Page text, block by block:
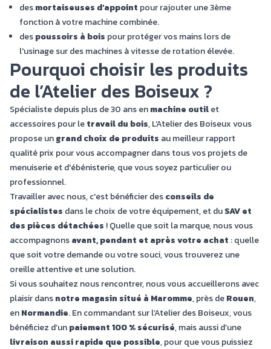
desmortaiseuses d'appoint pour rajouter une 3ème
fonction à votre machine combinée.
despoussoirs à bois pour protéger vos mains lors de
l'usinage sur des machines à vitesse de rotation élevée.
Pourquoi choisir les produits
de l’Atelier des Boiseux ?
Spécialiste depuis plus de 30 ans enmachine outilet
accessoires pour letravail du bois, L’Atelier des Boiseux vous
propose ungrand choix de produits au meilleur rapport
qualité prix pour vous accompagner dans tous vos projets de
menuiserie et d'ébénisterie, que vous soyez particulier ou
professionnel.
Travailler avec nous, c'est bénéficier desconseils de
spécialistes dans le choix de votre équipement, et duSAV et
des pièces détachées ! Quelle que soit la marque, nous vous
accompagnonsavant, pendant et après votre achat : quelle
que soit votre demande ou votre souci, vous trouverez une
oreille attentive et une solution.
Si vous souhaitez nous rencontrer, nous vous accueillerons avec
plaisir dansnotre magasin situé à Maromme, près deRouen,
enNormandie. En commandant sur l’Atelier des Boiseux, vous
bénéficiez d’unpaiement 100 % sécurisé, mais aussi d’une
livraison aussi rapide que possible, pour que vous puissiez